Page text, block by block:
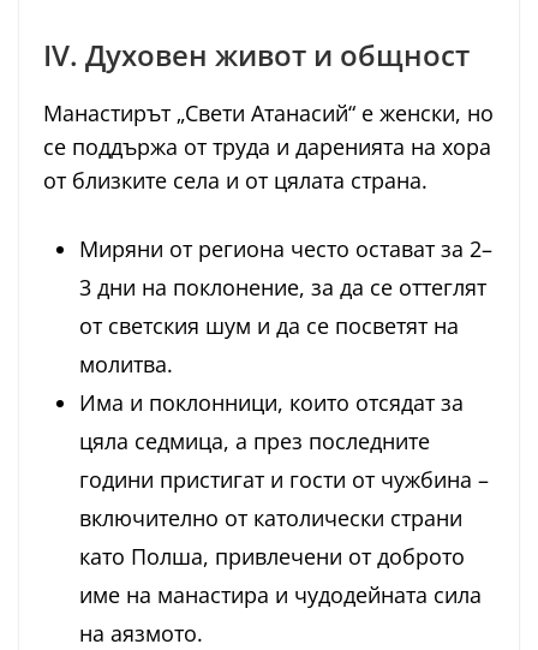
IV. Духовен живот и общност
Манастирът „Свети Атанасий“ е женски, но
се поддържа от труда и даренията на хора
от близките села и от цялата страна.
Миряни от региона често остават за 2–
3 дни на поклонение, за да се оттеглят
от светския шум и да се посветят на
молитва.
Има и поклонници, които отсядат за
цяла седмица, а през последните
години пристигат и гости от чужбина –
включително от католически страни
като Полша, привлечени от доброто
име на манастира и чудодейната сила
на аязмото.